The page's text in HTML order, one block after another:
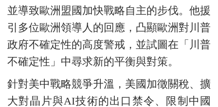
並導致歐洲盟國加快戰略自主的步伐。他援
引多位歐洲領導人的回應，凸顯歐洲對川普
政府不確定性的高度警戒，並試圖在「川普
不確定性」中尋求新的平衡與對策。
針對美中戰略競爭升溫，美國加徵關稅、擴
大對晶片與AI技術的出口禁令、限制中國